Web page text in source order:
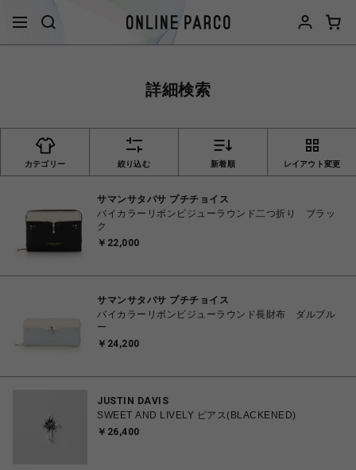
詳細検索
カテゴリー 絞り込む 新着順 レイアウト変更
サマンサタバサ プチチョイス
バイカラーリボンビジューラウンド二つ折り ブラッ
ク
￥22,000
サマンサタバサ プチチョイス
バイカラーリボンビジューラウンド長財布 ダルブル
ー
￥24,200
JUSTIN DAVIS
SWEET AND LIVELY ピアス(BLACKENED)
￥26,400